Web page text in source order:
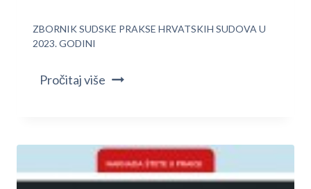
ZBORNIK SUDSKE PRAKSE HRVATSKIH SUDOVA U
2023. GODINI
Pročitaj više